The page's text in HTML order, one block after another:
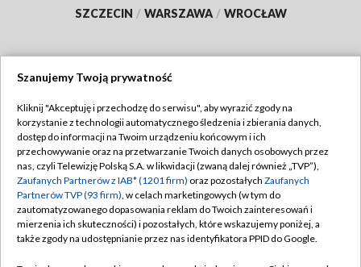
SZCZECIN / WARSZAWA / WROCŁAW
TVP
Abonament TVP
Emisja w TVP
Centrum informacji TVP
Naziemna Telewizja Cyfrowa
Regulamin TVP
Polityka prywatności
Moje zgody
Pomoc
Szanujemy Twoją prywatność
Kliknij "Akceptuję i przechodzę do serwisu", aby wyrazić zgody na
korzystanie z technologii automatycznego śledzenia i zbierania danych,
dostęp do informacji na Twoim urządzeniu końcowym i ich
przechowywanie oraz na przetwarzanie Twoich danych osobowych przez
nas, czyli Telewizję Polską S.A. w likwidacji (zwaną dalej również „TVP”),
Zaufanych Partnerów z IAB* (1201 firm) oraz pozostałych Zaufanych
Partnerów TVP (93 firm), w celach marketingowych (w tym do
zautomatyzowanego dopasowania reklam do Twoich zainteresowań i
mierzenia ich skuteczności) i pozostałych, które wskazujemy poniżej, a
także zgody na udostępnianie przez nas identyfikatora PPID do Google.